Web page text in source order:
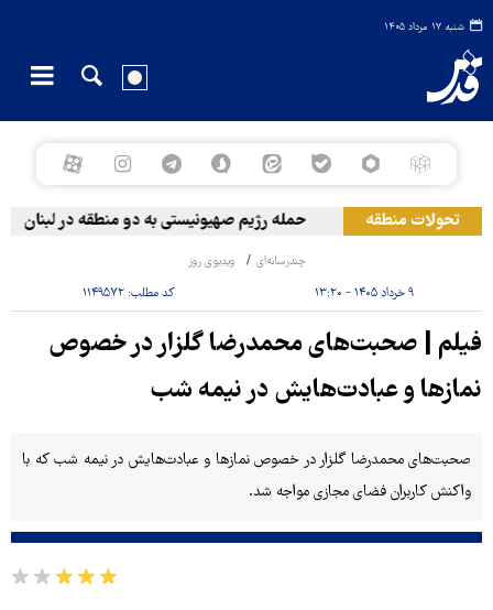
شنبه ۱۷ مرداد ۱۴۰۵
تحولات منطقه حمله رژیم صهیونیستی به دو منطقه در لبنان
چندرسانه‌ای ویدیوی روز
۹ خرداد ۱۴۰۵ - ۱۳:۲۰ کد مطلب: ۱۱۴۹۵۷۲
فیلم | صحبت‌های محمدرضا گلزار در خصوص
نمازها و عبادت‌هایش در نیمه شب
صحبت‌های محمدرضا گلزار در خصوص نمازها و عبادت‌هایش در نیمه شب که با
واکنش کاربران فضای مجازی مواجه شد.